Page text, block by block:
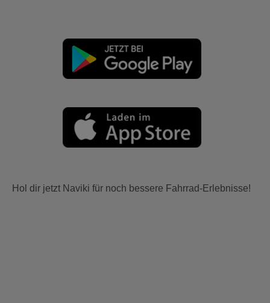
Hol dir jetzt Naviki für noch bessere Fahrrad-Erlebnisse!